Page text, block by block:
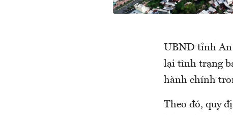
UBND tỉnh An
lại tình trạng
hành chính
Theo đó, quy